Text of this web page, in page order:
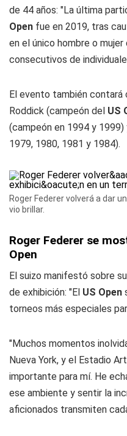
de 44 años: "La última
Open fue en 2019, tras
en el único hombre o
consecutivos de
El evento también contará
Roddick (campeón del US
(campeón en 1994 y
1979, 1980, 1981 y 1984).
Roger Federer volverá a dar
vio brillar.
Roger Federer se
Open
El suizo manifestó sobre
de exhibición: "El US Open
torneos más especiales
"Muchos momentos
Nueva York, y el Estadio
importante para mí. He
ese ambiente y sentir la
aficionados transmiten